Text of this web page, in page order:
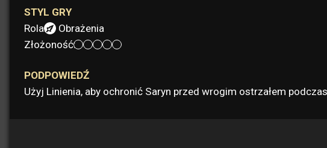
STYL GRY
Rola:
Obrażenia
Złożoność:
PODPOWIEDŹ
Użyj Linienia, aby ochronić Saryn przed wrogim ostrzałem